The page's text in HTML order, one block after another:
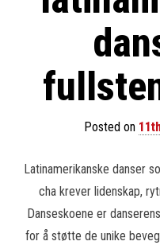
Posted on
Latinamerikanske danser
cha krever lidenskap,
Danseskoene er
for å støtte de unike